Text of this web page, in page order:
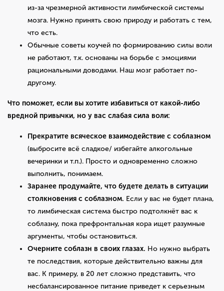
из-за чрезмерной активности лимбической системы
мозга. Нужно принять свою природу и работать с тем,
что есть.
Обычные советы коучей по формированию силы воли
не работают, т.к. основаны на борьбе с эмоциями
рациональными доводами. Наш мозг работает по-
другому.
Что поможет, если вы хотите избавиться от какой-либо
вредной привычки, но у вас слабая сила воли:
Прекратите всяческое взаимодействие с соблазном
(выбросите всё сладкое/ избегайте алкогольные
вечеринки и т.п.). Просто и одновременно сложно
выполнить, понимаем.
Заранее продумайте, что будете делать в ситуации
столкновения с соблазном. Если у вас не будет плана,
то лимбическая система быстро подтолкнёт вас к
соблазну, пока префронтальная кора ищет разумные
аргументы, чтобы остановиться.
Очерните соблазн в своих глазах. Но нужно выбрать
те последствия, которые действительно важны для
вас. К примеру, в 20 лет сложно представить, что
несбалансированное питание приведет к серьезным